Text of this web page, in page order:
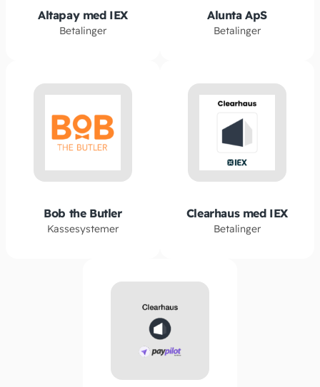
Altapay med IEX
Betalinger
Alunta ApS
Betalinger
Bob the Butler
Kassesystemer
Clearhaus med IEX
Betalinger